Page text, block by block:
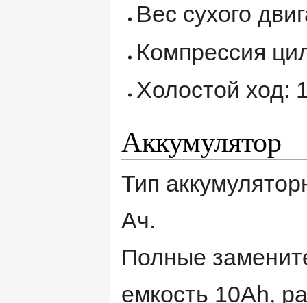
Вес сухого
Компрессия
Холостой ход:
Аккумулятор
Тип
Ач.
Полные
емкость 10Ah,